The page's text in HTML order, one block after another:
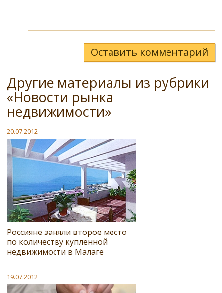
Оставить комментарий
Другие материалы из рубрики
«Новости рынка
недвижимости»
20.07.2012
Россияне заняли второе место
по количеству купленной
недвижимости в Малаге
19.07.2012